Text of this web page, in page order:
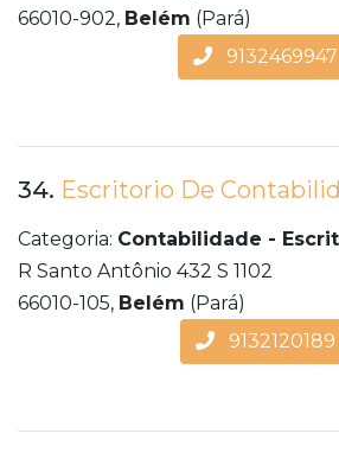
66010-902, Belém (Pará)
9132469947
34. Escritorio De
Categoria: Contabilidade -
R Santo Antônio 432 S 1102
66010-105, Belém (Pará)
9132120189